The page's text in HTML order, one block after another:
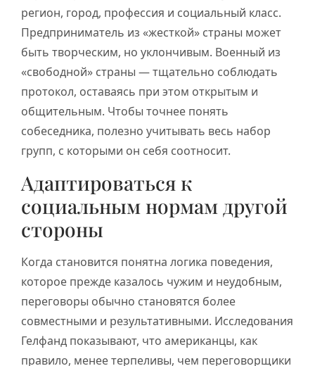
регион, город, профессия и социальный класс.
Предприниматель из «жесткой» страны может
быть творческим, но уклончивым. Военный из
«свободной» страны — тщательно соблюдать
протокол, оставаясь при этом открытым и
общительным. Чтобы точнее понять
собеседника, полезно учитывать весь набор
групп, с которыми он себя соотносит.
Адаптироваться к
социальным нормам другой
стороны
Когда становится понятна логика поведения,
которое прежде казалось чужим и неудобным,
переговоры обычно становятся более
совместными и результативными. Исследования
Гелфанд показывают, что американцы, как
правило, менее терпеливы, чем переговорщики